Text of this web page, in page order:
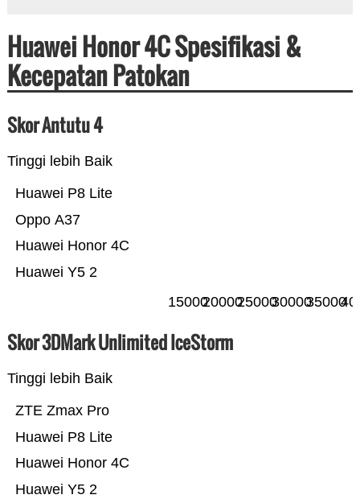
Huawei Honor 4C Spesifikasi &
Kecepatan Patokan
Skor Antutu 4
Tinggi lebih Baik
Huawei Y5 2
Huawei Honor 4C
Oppo A37
Huawei P8 Lite
1500020000250003000035000
Skor 3DMark Unlimited IceStorm
Tinggi lebih Baik
Huawei Y5 2
Huawei Honor 4C
Huawei P8 Lite
ZTE Zmax Pro